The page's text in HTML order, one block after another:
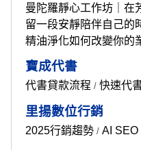
曼陀羅靜心工作坊｜在
留一段安靜陪伴自己的
精油淨化如何改變你的
寶成代書
代書貸款流程 / 快速代
里揚數位行銷
2025行銷趨勢/ AI SEO